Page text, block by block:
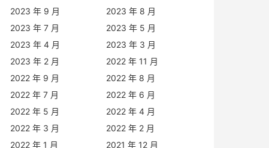
2023 年 9 月
2023 年 8 月
2023 年 7 月
2023 年 5 月
2023 年 4 月
2023 年 3 月
2023 年 2 月
2022 年 11 月
2022 年 9 月
2022 年 8 月
2022 年 7 月
2022 年 6 月
2022 年 5 月
2022 年 4 月
2022 年 3 月
2022 年 2 月
2022 年 1 月
2021 年 12 月